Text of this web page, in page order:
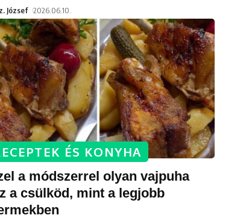
József 2026.06.10.
ÉS KONYHA
a módszerrel olyan vajpuha
a csülköd, mint a legjobb